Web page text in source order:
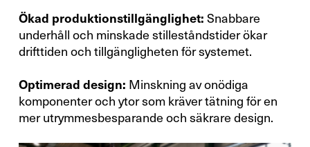
Ökad produktionstillgänglighet: Snabbare
underhåll och minskade stilleståndstider ökar
drifttiden och tillgängligheten för systemet.
Optimerad design: Minskning av onödiga
komponenter och ytor som kräver tätning för en
mer utrymmesbesparande och säkrare design.